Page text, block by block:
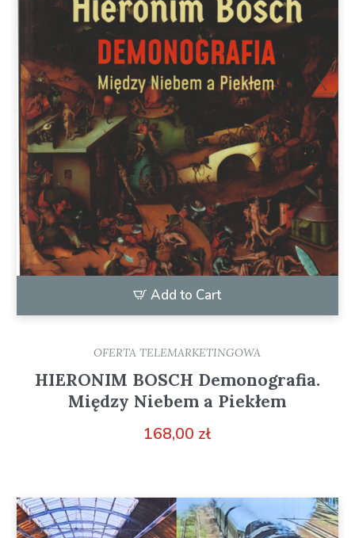
Add to Cart
OFERTA TELEMARKETINGOWA
HIERONIM BOSCH Demonografia.
Między Niebem a Piekłem
168,00 zł